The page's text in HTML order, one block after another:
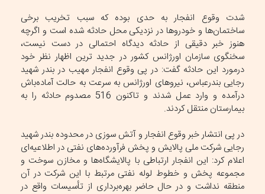
شدت وقوع انفجار به حدی بوده که سبب تخریب برخی
ساختمان‌ها و خودروها در نزدیکی محل حادثه شده است و اگرچه
هنوز خبر دقیقی از حادثه دیدگاه احتمالی در دست نیست،
سخنگوی سازمان اورژانس کشور در جدید ترین اظهار نظر خود
درمورد این حادثه گفت: در پی وقوع انفجار مهیب در بندر شهید
رجایی بندرعباس، نیروهای اورژانس به سرعت به حالت آماده‌باش
درآمده و وارد عمل شدند و تاکنون 516 مصدوم حادثه را به
بیمارستان منتقل کردند.
در پی انتشار خبر وقوع انفجار و آتش سوزی در محدوده بندر شهید
رجایی شرکت ملی پالایش و پخش فرآورده‌های نفتی در اطلاعیه‌ای
اعلام کرد: این انفجار ارتباطی با پالایشگاه‌ها و مخازن سوخت و
مجموعه پخش و خطوط لوله نفتی مرتبط با این شرکت در آن
منطقه نداشت و در حال حاضر بهره‌برداری از تأسیسات واقع در